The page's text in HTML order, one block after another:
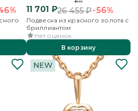
11 701 ₽26 455₽-56%
Подвеска из красного золота с
бриллиантом
Нет оценок
В корзину